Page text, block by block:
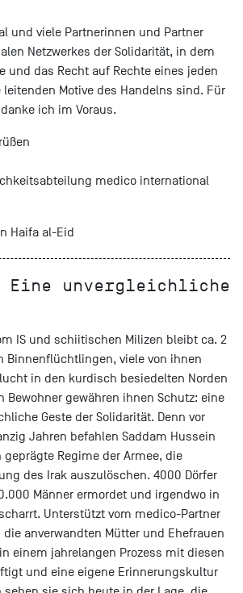
und viele Partnerinnen und Partner
Netzwerkes der Solidarität, in dem
und das Recht auf Rechte eines jeden
Motive des Handelns sind. Für
ich im Voraus.
medico international
Haifa al-Eid
unvergleichliche
IS und schiitischen Milizen bleibt ca. 2
Binnenflüchtlingen, viele von ihnen
in den kurdisch besiedelten Norden
Bewohner gewähren ihnen Schutz: eine
Geste der Solidarität. Denn vor
Jahren befahlen Saddam Hussein
Regime der Armee, die
des Irak auszulöschen. 4000 Dörfer
Männer ermordet und irgendwo in
Unterstützt vom medico-Partner
anverwandten Mütter und Ehefrauen
einem jahrelangen Prozess mit diesen
und eine eigene Erinnerungskultur